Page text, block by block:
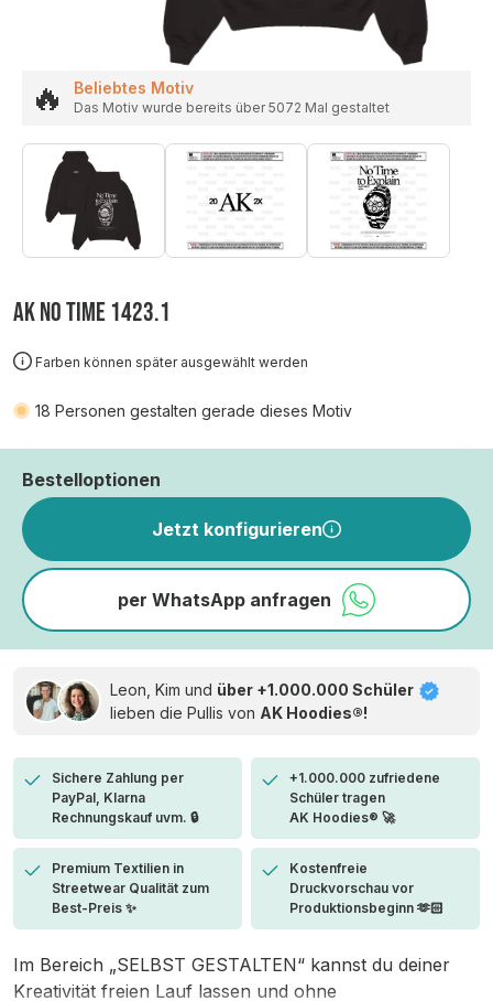
🔥 Beliebtes Motiv
Das Motiv wurde bereits über 5072 Mal gestaltet
AK NO TIME 1423.1
Farben können später ausgewählt werden
18 Personen gestalten gerade dieses Motiv
Bestelloptionen
Jetzt konfigurieren
per WhatsApp anfragen
Leon, Kim und über +1.000.000 Schüler
lieben die Pullis von AK Hoodies®!
Sichere Zahlung per
PayPal, Klarna
Rechnungskauf uvm. 🔒
+1.000.000 zufriedene
Schüler tragen
AK Hoodies® 🚀
Premium Textilien in
Streetwear Qualität zum
Best-Preis ✨
Kostenfreie
Druckvorschau vor
Produktionsbeginn 🫶🏻
Im Bereich „SELBST GESTALTEN“ kannst du deiner
Kreativität freien Lauf lassen und ohne